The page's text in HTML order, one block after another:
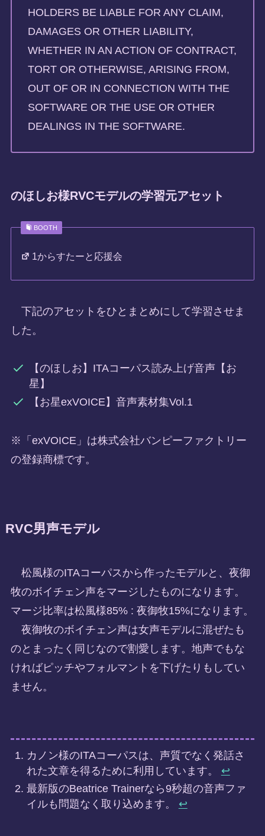
HOLDERS BE LIABLE FOR ANY CLAIM,
DAMAGES OR OTHER LIABILITY,
WHETHER IN AN ACTION OF CONTRACT,
TORT OR OTHERWISE, ARISING FROM,
OUT OF OR IN CONNECTION WITH THE
SOFTWARE OR THE USE OR OTHER
DEALINGS IN THE SOFTWARE.
のほしお様RVCモデルの学習元アセット
BOOTH
1からすたーと応援会
下記のアセットをひとまとめにして学習させま
した。
【のほしお】ITAコーパス読み上げ音声【お
星】
【お星exVOICE】音声素材集Vol.1
※「exVOICE」は株式会社バンピーファクトリー
の登録商標です。
RVC男声モデル
松風様のITAコーパスから作ったモデルと、夜御
牧のボイチェン声をマージしたものになります。
マージ比率は松風様85% : 夜御牧15%になります。
夜御牧のボイチェン声は女声モデルに混ぜたも
のとまったく同じなので割愛します。地声でもな
ければピッチやフォルマントを下げたりもしてい
ません。
カノン様のITAコーパスは、声質でなく発話さ
れた文章を得るために利用しています。 ↩︎
最新版のBeatrice Trainerなら9秒超の音声ファ
イルも問題なく取り込めます。 ↩︎